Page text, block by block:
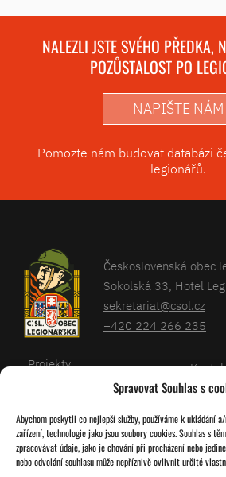
Spravovat Souhlas s
Abychom poskytli co nejlepší služby, používáme k ukládání
zařízení, technologie jako jsou soubory cookies. Souhlas s
zpracovávat údaje, jako je chování při procházení nebo
nebo odvolání souhlasu může nepříznivě ovlivnit určité
NALEZLI JSTE SVÉHO PŘEDKA,
POZŮSTALOST PO
NAPIŠTE NÁM
Pomozte nám budovat databázi
legionářů.
Československá obec
Sokolská 33, Hotel
sekretariat@csol.cz
+420 224 266 235
Projekty
Kalendář
O nás
Pro